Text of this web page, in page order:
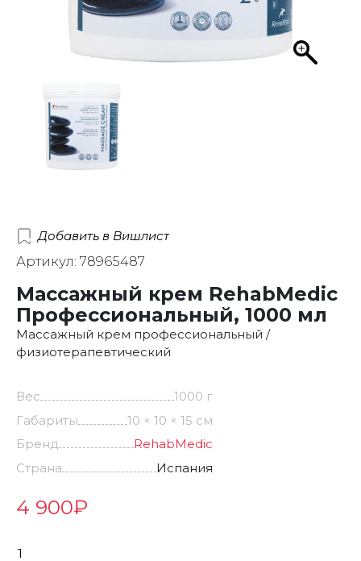
Добавить в Вишлист
Артикул: 78965487
Массажный крем RehabMedic
Профессиональный, 1000 мл
Массажный крем профессиональный /
физиотерапевтический
Вес
1000 г
Габариты
10 × 10 × 15 см
Бренд
RehabMedic
Страна
Испания
4 900₽